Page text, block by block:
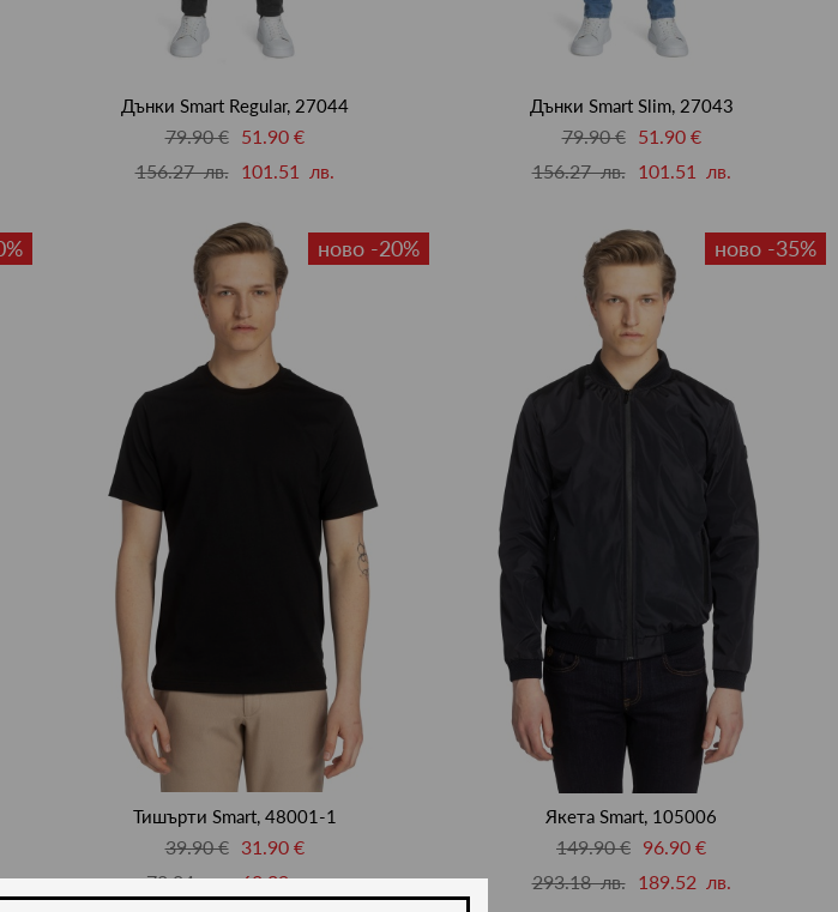
Дънки Smart Regular, 27044
79.90 €
51.90 €
156.27 лв.
101.51 лв.
Дънки Smart Slim, 27043
79.90 €
51.90 €
156.27 лв.
101.51 лв.
ново -20%
Тишърти Smart, 48001-1
39.90 €
31.90 €
78.04 лв. 62.39 лв.
ново -35%
Якета Smart, 105006
149.90 € 96.90 €
293.18 лв.
189.52 лв.